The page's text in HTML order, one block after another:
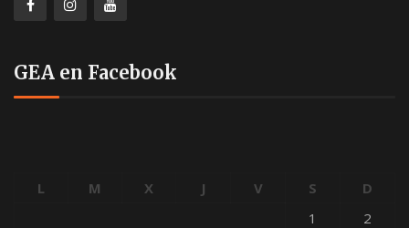
GEA en Facebook
L M X J V S
D
1
2